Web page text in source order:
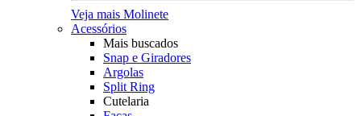
Veja mais Molinete
Acessórios
Mais buscados
Snap e Giradores
Argolas
Split Ring
Cutelaria